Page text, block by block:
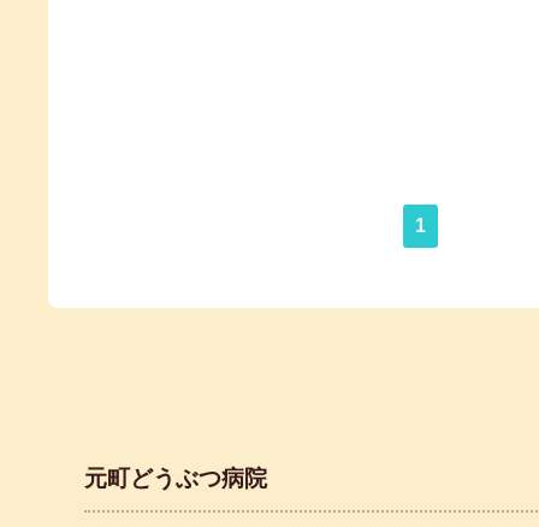
1
元町どうぶつ病院